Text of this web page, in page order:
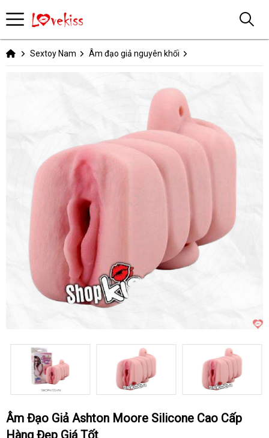
Sextoy Nam Âm đạo giả nguyên khối
Âm Đạo Giả Ashton Moore Silicone Cao Cấp
Hàng Đẹp Giá Tốt